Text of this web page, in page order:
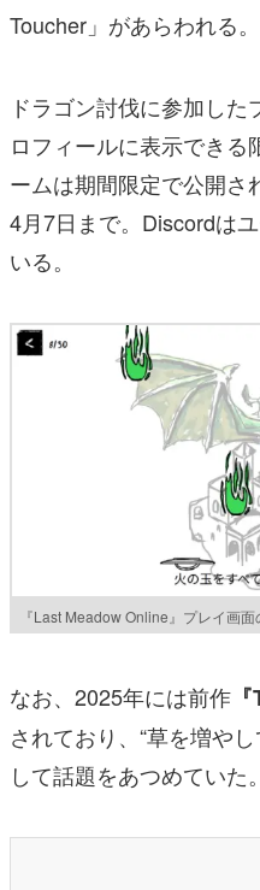
Toucher」があらわれる。
ドラゴン討伐に参加し
ロフィールに表示でき
ームは期間限定で公開さ
4月7日まで。Discordは
いる。
『Last Meadow Online』プレイ画
なお、2025年には前作
されており、“草を増や
して話題をあつめていた。